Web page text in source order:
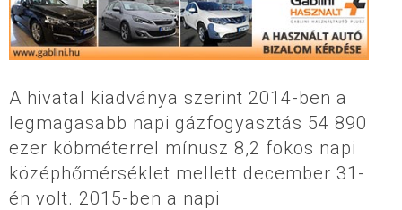
A hivatal kiadványa szerint 2014-ben a
legmagasabb napi gázfogyasztás 54 890
ezer köbméterrel mínusz 8,2 fokos napi
középhőmérséklet mellett december 31-
én volt. 2015-ben a napi